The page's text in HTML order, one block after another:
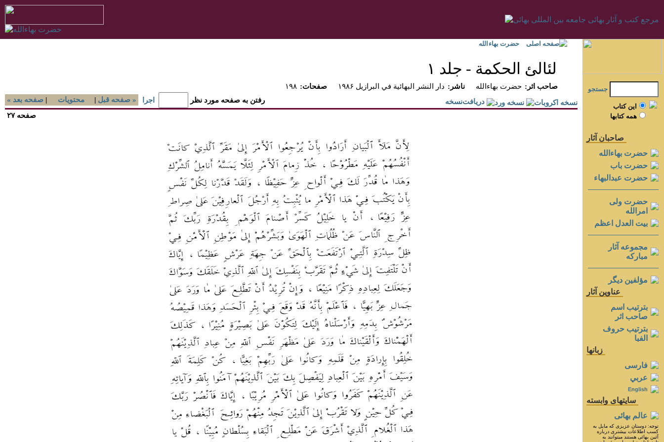
صفحه اصلی حضرت بهاءالله
لئالئ الحكمة - جلد ۱
۱۹۸ :صفحات دار النشر البهائية في البرازيل ۱۹۸۶ :ناشر حضرت بهاءالله
:صاحب اثر
« صفحه بعد | محتويات | صفحه قبل » رفتن به صفحه مورد نظر اجرا
جستجو
اين کتاب
همه کتابها
صاحبان آثار
حضرت بهاءالله
حضرت باب
حضرت عبدالبهاء
حضرت ولی
امرالله
بيت العدل اعظم
مجموعه آثار
مباركه
مؤلفين ديگر
عناوين آثار
بترتيب اسم
صاحب اثر
بترتيب حروف
الفبا
زبانها
فارسی
عربي
English
سايتهای وابسته
عالم بهائی
توجه: دوستان عزيزى كه مايل به
كسب اطلاعات بيشترى درباره
آئين بهائى هستند ميتوانند به